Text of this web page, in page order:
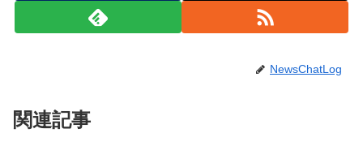
NewsChatLog
関連記事